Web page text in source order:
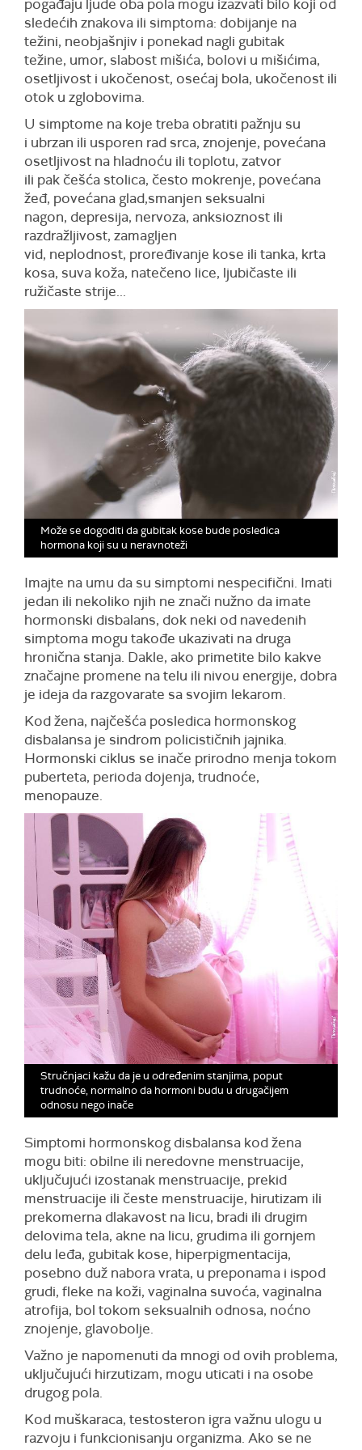
pogađaju ljude oba pola mogu izazvati bilo koji od
sledećih znakova ili simptoma: dobijanje na
težini, neobjašnjiv i ponekad nagli gubitak
težine, umor, slabost mišića, bolovi u mišićima,
osetljivost i ukočenost, osećaj bola, ukočenost ili
otok u zglobovima.
U simptome na koje treba obratiti pažnju su
i ubrzan ili usporen rad srca, znojenje, povećana
osetljivost na hladnoću ili toplotu, zatvor
ili pak češća stolica, često mokrenje, povećana
žeđ, povećana glad,smanjen seksualni
nagon, depresija, nervoza, anksioznost ili
razdražljivost, zamagljen
vid, neplodnost, proređivanje kose ili tanka, krta
kosa, suva koža, natečeno lice, ljubičaste ili
ružičaste strije...
Može se dogoditi da gubitak kose bude posledica
hormona koji su u neravnoteži
Imajte na umu da su simptomi nespecifični. Imati
jedan ili nekoliko njih ne znači nužno da imate
hormonski disbalans, dok neki od navedenih
simptoma mogu takođe ukazivati na druga
hronična stanja. Dakle, ako primetite bilo kakve
značajne promene na telu ili nivou energije, dobra
je ideja da razgovarate sa svojim lekarom.
Kod žena, najčešća posledica hormonskog
disbalansa je sindrom policističnih jajnika.
Hormonski ciklus se inače prirodno menja tokom
puberteta, perioda dojenja, trudnoće,
menopauze.
Stručnjaci kažu da je u određenim stanjima, poput
trudnoće, normalno da hormoni budu u drugačijem
odnosu nego inače
Simptomi hormonskog disbalansa kod žena
mogu biti: obilne ili neredovne menstruacije,
uključujući izostanak menstruacije, prekid
menstruacije ili česte menstruacije, hirutizam ili
prekomerna dlakavost na licu, bradi ili drugim
delovima tela, akne na licu, grudima ili gornjem
delu leđa, gubitak kose, hiperpigmentacija,
posebno duž nabora vrata, u preponama i ispod
grudi, fleke na koži, vaginalna suvoća, vaginalna
atrofija, bol tokom seksualnih odnosa, noćno
znojenje, glavobolje.
Važno je napomenuti da mnogi od ovih problema,
uključujući hirzutizam, mogu uticati i na osobe
drugog pola.
Kod muškaraca, testosteron igra važnu ulogu u
razvoju i funkcionisanju organizma. Ako se ne